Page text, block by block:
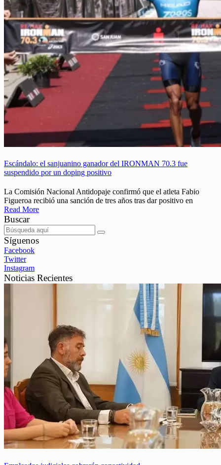
Escándalo: el sanjuanino ganador del IRONMAN 70.3 fue
suspendido por un doping positivo
La Comisión Nacional Antidopaje confirmó que el atleta Fabio
Figueroa recibió una sanción de tres años tras dar positivo en
Read More
Buscar
Síguenos
Facebook
Twitter
Instagram
Noticias Recientes